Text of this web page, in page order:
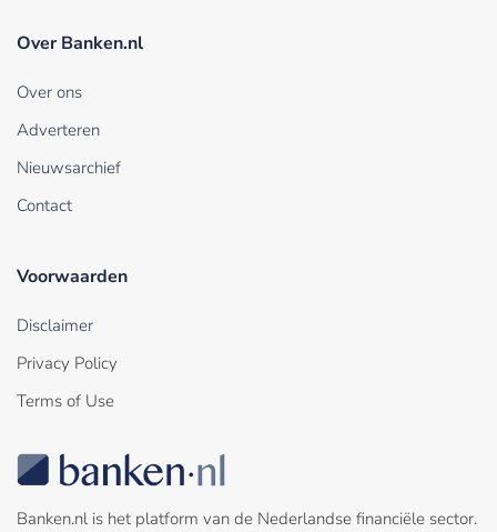
Over Banken.nl
Over ons
Adverteren
Nieuwsarchief
Contact
Voorwaarden
Disclaimer
Privacy Policy
Terms of Use
Banken.nl is het platform van de Nederlandse financiële sector.